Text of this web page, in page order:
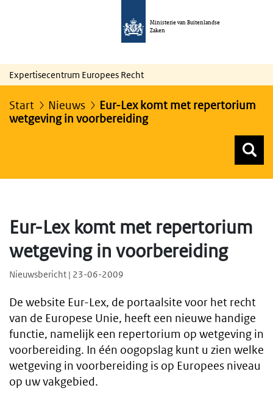
Ministerie van Buitenlandse
Zaken
Expertisecentrum Europees Recht
Start Nieuws
Eur-Lex komt met repertorium
wetgeving in voorbereiding
Eur-Lex komt met repertorium
wetgeving in voorbereiding
Nieuwsbericht | 23-06-2009
De website Eur-Lex, de portaalsite voor het recht
van de Europese Unie, heeft een nieuwe handige
functie, namelijk een repertorium op wetgeving in
voorbereiding. In één oogopslag kunt u zien welke
wetgeving in voorbereiding is op Europees niveau
op uw vakgebied.